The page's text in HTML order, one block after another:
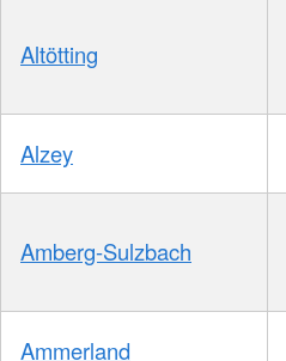
Altötting
Alzey
Amberg-Sulzbach
Ammerland